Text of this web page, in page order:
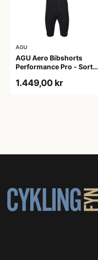
AGU
AGU Aero Bibshorts
Performance Pro - Sort -
1.449,00 kr